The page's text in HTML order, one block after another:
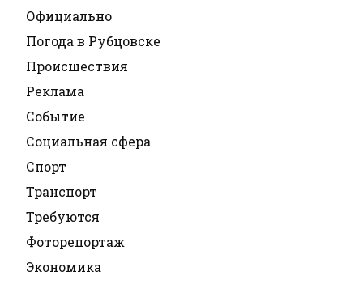
Официально
Погода в Рубцовске
Происшествия
Реклама
Событие
Социальная сфера
Спорт
Транспорт
Требуются
Фоторепортаж
Экономика